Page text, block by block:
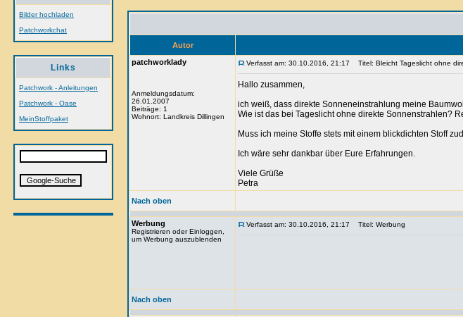
Bilder hochladen
Patchworkchat
Links
Patchwork - Anleitungen
Patchwork - Oase
MeinStoffpaket
Autor
patchworklady
Anmeldungsdatum:
26.01.2007
Beiträge: 1
Wohnort: Landkreis Dillingen
Verfasst am: 30.10.2016, 21:17 Titel: Bleicht Tageslicht ohne
Hallo zusammen,
ich weiß, dass direkte Sonneneinstrahlung meine
Wie ist das bei Tageslicht ohne direkte Sonnenstrahlen?
Muss ich meine Stoffe stets mit einem blickdichten Stoff
Ich wäre sehr dankbar über Eure Erfahrungen.
Viele Grüße
Petra
Nach oben
Werbung
Registrieren oder Einloggen,
um Werbung auszublenden
Verfasst am: 30.10.2016, 21:17 Titel: Werbung
Nach oben